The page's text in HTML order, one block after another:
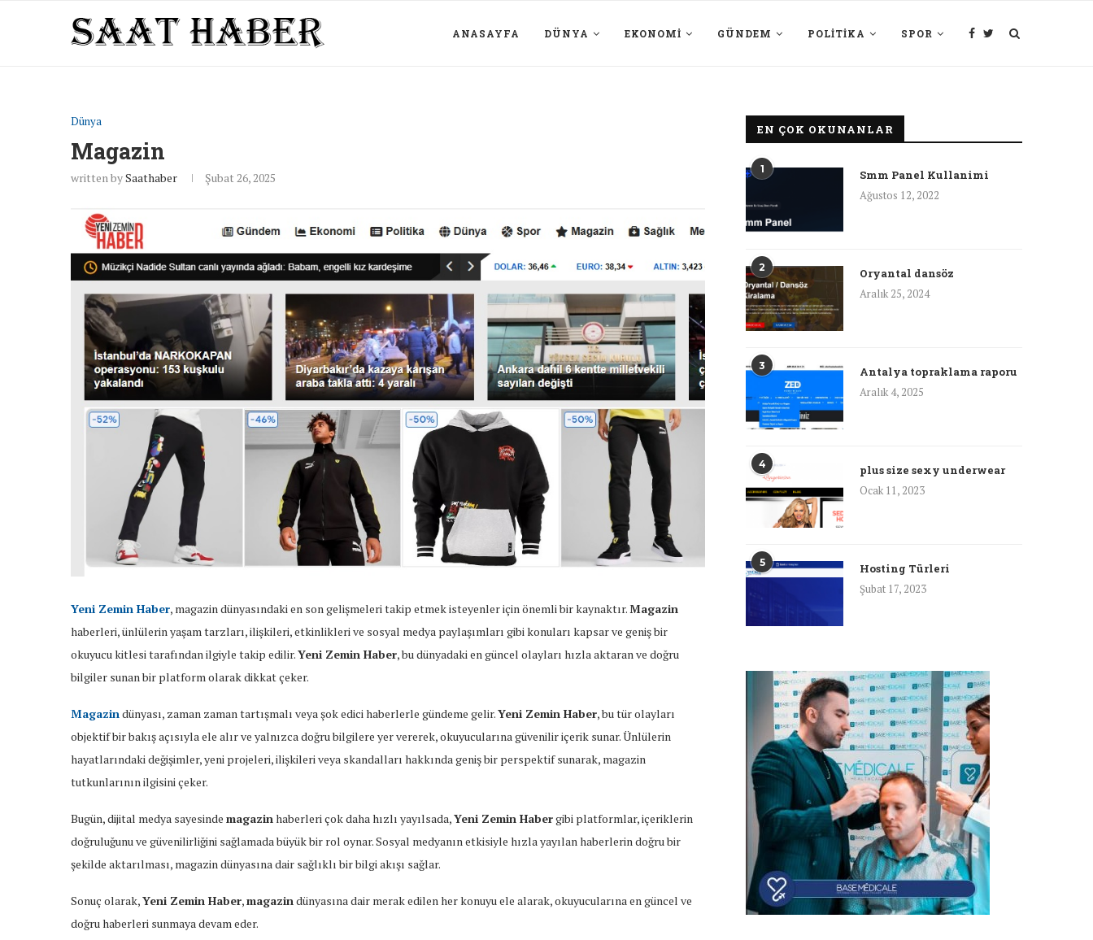
ANASAYFA DÜNYA EKONOMI GÜNDEM POLITIKA SPOR
Dünya
Magazin
written bySaathaber Şubat 26, 2025
Yeni Zemin Haber, magazin dünyasındaki en son gelişmeleri takip etmek isteyenler için önemli bir kaynaktır.Magazin
haberleri, ünlülerin yaşam tarzları, ilişkileri, etkinlikleri ve sosyal medya paylaşımları gibi konuları kapsar ve geniş bir
okuyucu kitlesi tarafından ilgiyle takip edilir.Yeni Zemin Haber, bu dünyadaki en güncel olayları hızla aktaran ve doğru
bilgiler sunan bir platform olarak dikkat çeker.
Magazindünyası, zaman zaman tartışmalı veya şok edici haberlerle gündeme gelir.Yeni Zemin Haber, bu tür olayları
objektif bir bakış açısıyla ele alır ve yalnızca doğru bilgilere yer vererek, okuyucularına güvenilir içerik sunar. Ünlülerin
hayatlarındaki değişimler, yeni projeleri, ilişkileri veya skandalları hakkında geniş bir perspektif sunarak, magazin
tutkunlarının ilgisini çeker.
Bugün, dijital medya sayesinde magazinhaberleri çok daha hızlı yayılsada,Yeni Zemin Habergibi platformlar, içeriklerin
doğruluğunu ve güvenilirliğini sağlamada büyük bir rol oynar. Sosyal medyanın etkisiyle hızla yayılan haberlerin doğru bir
şekilde aktarılması, magazin dünyasına dair sağlıklı bir bilgi akışı sağlar.
Sonuç olarak,Yeni Zemin Haber,magazindünyasına dair merak edilen her konuyu ele alarak, okuyucularına en güncel ve
doğru haberleri sunmaya devam eder.
EN ÇOK OKUNANLAR
1
Smm Panel Kullanimi
Ağustos 12, 2022
2
Oryantal dansöz
Aralık 25, 2024
3
Antalya topraklama raporu
Aralık 4, 2025
4
plus size sexy underwear
Ocak 11, 2023
5
Hosting Türleri
Şubat 17, 2023